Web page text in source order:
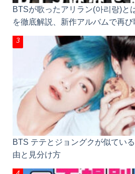
BTSが歌ったアリラン(아리랑)と
詞を徹底解説、新作アルバムで